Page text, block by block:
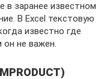
в заранее известном
В Excel текстовую
известно где
он не важен.